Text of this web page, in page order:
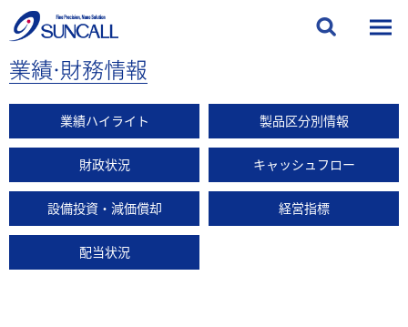
業績・財務情報
業績ハイライト 製品区分別情報
財政状況 キャッシュフロー
設備投資・減価償却 経営指標
配当状況